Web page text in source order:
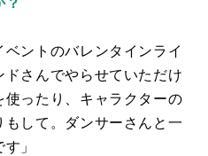
ントのバレンタインライ
さんでやらせていただけ
ったり、キャラクターの
して。ダンサーさんと一
」